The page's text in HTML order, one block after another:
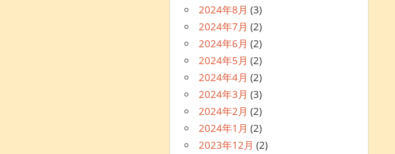
2024年8月 (3)
2024年7月 (2)
2024年6月 (2)
2024年5月 (2)
2024年4月 (2)
2024年3月 (3)
2024年2月 (2)
2024年1月 (2)
2023年12月 (2)